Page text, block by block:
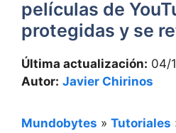
películas de
protegidas y se
Última actualización: 04/
Autor: Javier Chirinos
Mundobytes » Tutoriales